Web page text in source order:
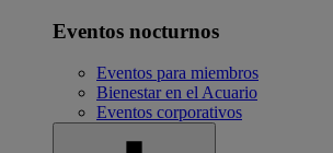
Eventos nocturnos
Eventos para miembros
Bienestar en el Acuario
Eventos corporativos